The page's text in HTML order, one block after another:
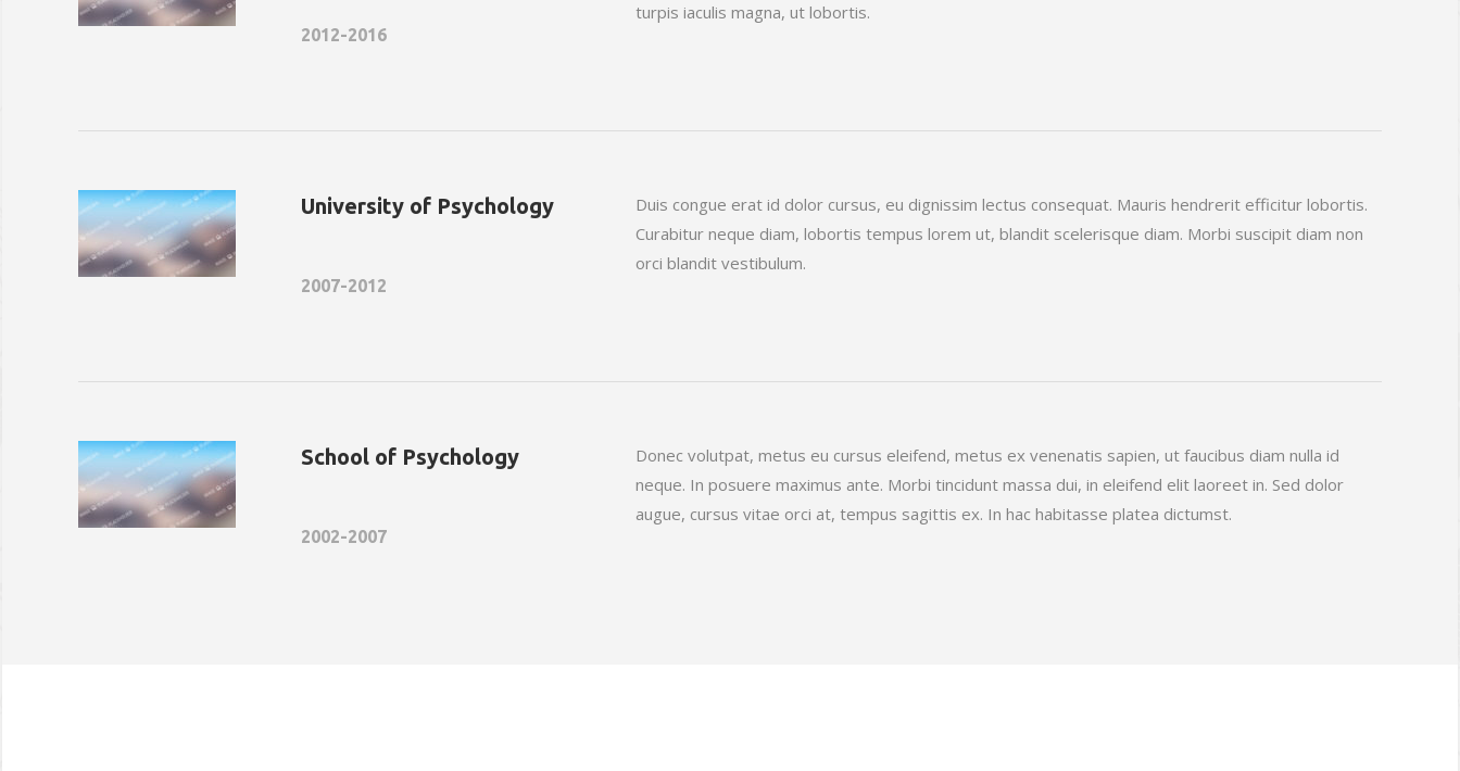
2012-2016
turpis iaculis magna, ut lobortis.
University of Psychology
2007-2012
Duis congue erat id dolor cursus, eu dignissim lectus consequat. Mauris hendrerit efficitur lobortis.
Curabitur neque diam, lobortis tempus lorem ut, blandit scelerisque diam. Morbi suscipit diam non
orci blandit vestibulum.
School of Psychology
2002-2007
Donec volutpat, metus eu cursus eleifend, metus ex venenatis sapien, ut faucibus diam nulla id
neque. In posuere maximus ante. Morbi tincidunt massa dui, in eleifend elit laoreet in. Sed dolor
augue, cursus vitae orci at, tempus sagittis ex. In hac habitasse platea dictumst.